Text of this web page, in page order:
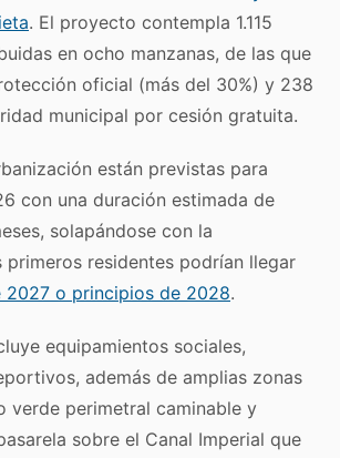
. El proyecto contempla 1.115
en ocho manzanas, de las que
oficial (más del 30%) y 238
municipal por cesión gratuita.
están previstas para
con una duración estimada de
solapándose con la
primeros residentes podrían llegar
2027 o principios de 2028.
equipamientos sociales,
además de amplias zonas
verde perimetral caminable y
sobre el Canal Imperial que